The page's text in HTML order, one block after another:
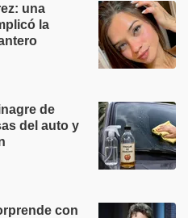
una
la
de
del auto y
con